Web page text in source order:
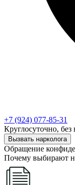
+7 (924) 077-85-31
Круглосуточно,
Вызвать нарколога
Обращение
Почему выбирают